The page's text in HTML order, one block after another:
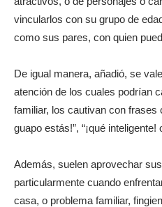
vincularlos con su grupo de
como sus pares, con quien
De igual manera, añadió, se
atención de los cuales podrían
familiar, los cautivan con frases
guapo estás!”, “¡qué
Además, suelen aprovechar
particularmente cuando
casa, o problema familiar,